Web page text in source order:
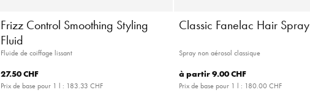
Frizz Control Smoothing Styling
Fluid
Fluide de coiffage lissant
27.50 CHF
Prix de base pour 1 l : 183.33 CHF
Classic Fanelac Hair Spray
Spray non aérosol classique
à partir9.00 CHF
Prix de base pour 1 l : 180.00 CHF